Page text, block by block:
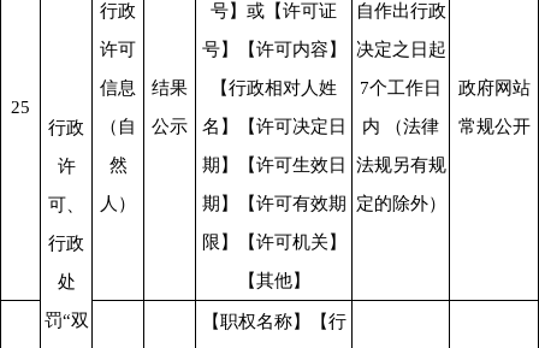
行政
许
可、
行政
处
罚“双
25
行政
许可
信息
（自
然
人）
结果
公示
号】或【许可证
号】【许可内容】
【行政相对人姓
名】【许可决定日
期】【许可生效日
期】【许可有效期
限】【许可机关】
【其他】
自作出行政
决定之日起
7个工作日
内 （法律
法规另有规
定的除外）
政府网站
常规公开
【职权名称】【行